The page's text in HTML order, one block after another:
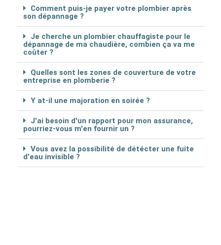
Comment puis-je payer votre plombier après
son dépannage ?
Je cherche un plombier chauffagiste pour le
dépannage de ma chaudière, combien ça va me
coûter ?
Quelles sont les zones de couverture de votre
entreprise en plomberie ?
Y at-il une majoration en soirée ?
J'ai besoin d'un rapport pour mon assurance,
pourriez-vous m'en fournir un ?
Vous avez la possibilité de détécter une fuite
d'eau invisible ?